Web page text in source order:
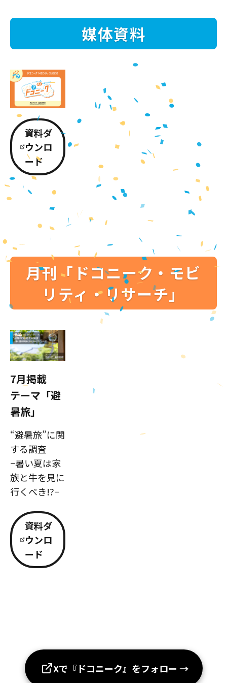
媒体資料
資料ダ
ウンロ
ード
月刊「ドコニーク・モビ
リティ・リサーチ」
7月掲載
テーマ「避
暑旅」
“避暑旅”に関
する調査
−暑い夏は家
族と牛を見に
行くべき!?−
資料ダ
ウンロ
ード
Xで『ドコニーク』をフォロー →